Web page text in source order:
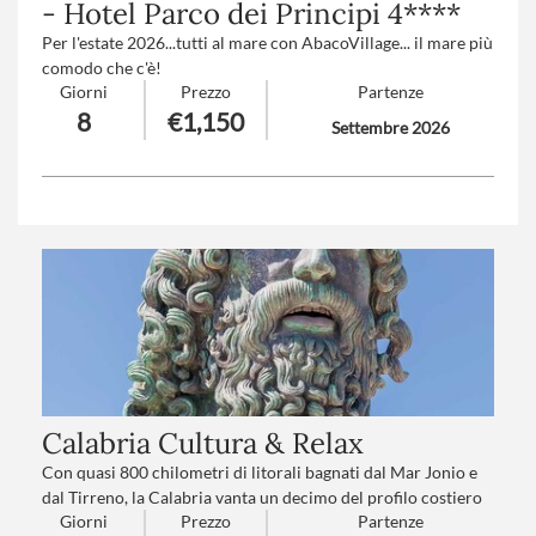
- Hotel Parco dei Principi 4****
Per l'estate 2026...tutti al mare con AbacoVillage... il mare più
comodo che c'è!
Fermati un attimo! Qui non c'è solo soggiorno mare ma
molto di più!
reception in hotel.
- non hai voglia di guidare e doverti occupare di traffico,
logistica, multe.
- vuoi stare in compagnia e avere qualcuno che si prende
cura degli aspetti pratici e tu pensi solo a goderti la
destinazione
- Se sei una mamma (o papà) con figli, nonni con nipoti,
nonna+figlia+nipote. Dovrai solo pensare a goderti la
destinazione
La formula
“trasporto libero”
include: soggiorno in hotel con
Giorni
8
Prezzo
€1,150
Partenze
Settembre 2026
Calabria Cultura & Relax
Con quasi 800 chilometri di litorali bagnati dal Mar Jonio e
dal Tirreno, la Calabria vanta un decimo del profilo costiero
della Penisola. Ma a rendere unica l’antica kalon-brion (che
Giorni Prezzo
Partenze